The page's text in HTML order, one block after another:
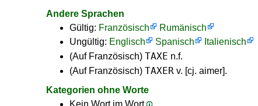
Andere Sprachen
Gültig: Französisch
Rumänisch
Ungültig: Englisch Spanisch
Italienisch
(Auf Französisch) TAXE n.f.
(Auf Französisch) TAXER v. [cj. aimer].
Kategorien ohne Worte
Kein Wort im Wort